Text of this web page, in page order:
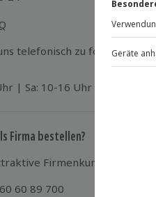
gültig für 1 Person
10-22 Personen
telefonisch zu folgenden
| Sa: 10-16 Uhr
Firma bestellen?
Firmenkunden Vorteile.
60 89 700